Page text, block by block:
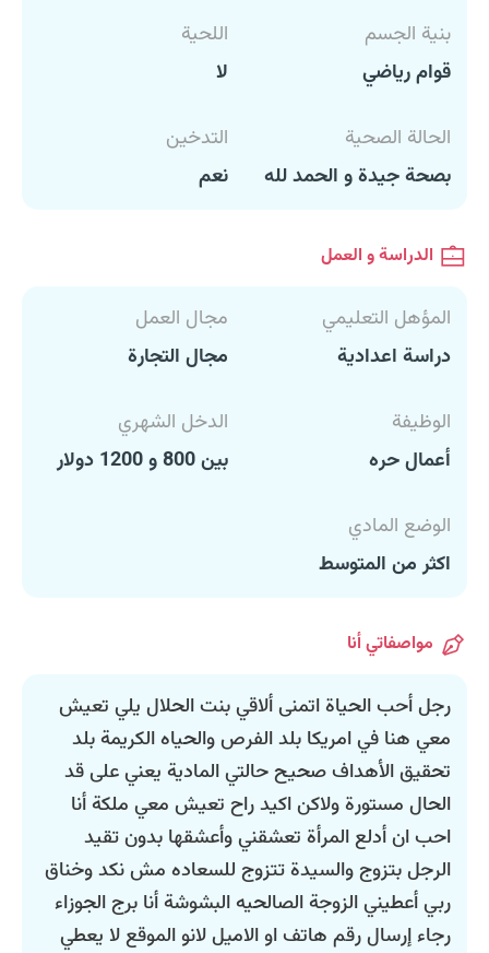
بنية الجسم
قوام رياضي
اللحية
لا
الحالة الصحية
بصحة جيدة و الحمد لله
التدخين
نعم
الدراسة و العمل
المؤهل التعليمي
دراسة اعدادية
مجال العمل
مجال التجارة
الوظيفة
أعمال حره
الدخل الشهري
بين 800 و 1200 دولار
الوضع المادي
اكثر من المتوسط
مواصفاتي أنا
رجل أحب الحياة اتمنى ألاقي بنت الحلال يلي تعيش
معي هنا في امريكا بلد الفرص والحياه الكريمة بلد
تحقيق الأهداف صحيح حالتي المادية يعني على قد
الحال مستورة ولاكن اكيد راح تعيش معي ملكة أنا
احب ان أدلع المرأة تعشقني وأعشقها بدون تقيد
الرجل بتزوج والسيدة تتزوج للسعاده مش نكد وخناق
ربي أعطيني الزوجة الصالحيه البشوشة أنا برج الجوزاء
رجاء إرسال رقم هاتف او الاميل لانو الموقع لا يعطي